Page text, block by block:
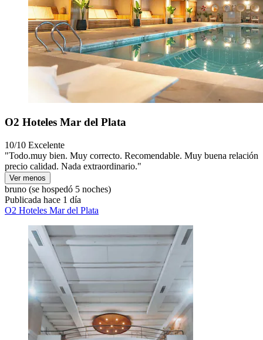
O2 Hoteles Mar del Plata
10/10 Excelente
"Todo.muy bien. Muy correcto. Recomendable. Muy buena relación
precio calidad. Nada extraordinario."
Ver menos
bruno (se hospedó 5 noches)
Publicada hace 1 día
O2 Hoteles Mar del Plata